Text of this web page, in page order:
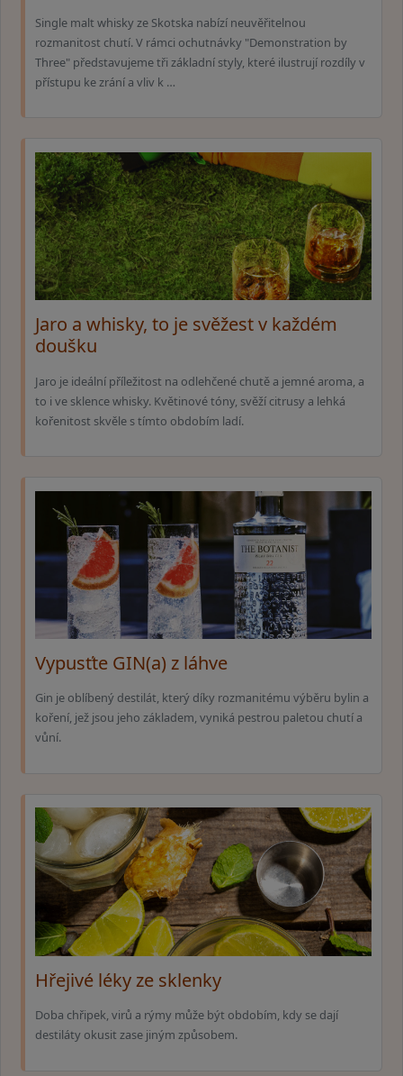
Single malt whisky ze Skotska nabízí neuvěřitelnou
rozmanitost chutí. V rámci ochutnávky "Demonstration by
Three" představujeme tři základní styly, které ilustrují rozdíly v
přístupu ke zrání a vliv k …
Jaro a whisky, to je svěžest v každém
doušku
Jaro je ideální příležitost na odlehčené chutě a jemné aroma, a
to i ve sklence whisky. Květinové tóny, svěží citrusy a lehká
kořenitost skvěle s tímto obdobím ladí.
Vypusťte GIN(a) z láhve
Gin je oblíbený destilát, který díky rozmanitému výběru bylin a
koření, jež jsou jeho základem, vyniká pestrou paletou chutí a
vůní.
Hřejivé léky ze sklenky
Doba chřipek, virů a rýmy může být obdobím, kdy se dají
destiláty okusit zase jiným způsobem.